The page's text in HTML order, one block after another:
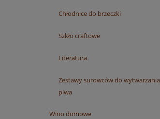
Chłodnice do brzeczki
Szkło craftowe
Literatura
Zestawy surowców do wytwarzania
piwa
Wino domowe